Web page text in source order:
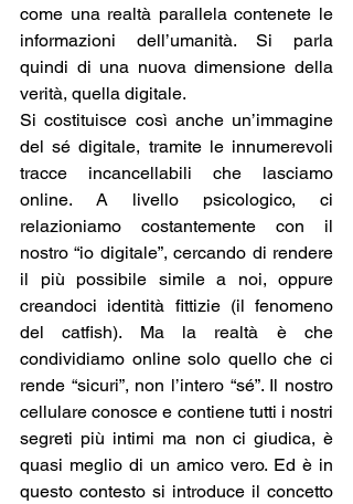
come una realtà parallela contenete le
informazioni dell’umanità. Si parla
quindi di una nuova dimensione della
verità, quella digitale.
Si costituisce così anche un’immagine
del sé digitale, tramite le innumerevoli
tracce incancellabili che lasciamo
online. A livello psicologico, ci
relazioniamo costantemente con il
nostro “io digitale”, cercando di rendere
il più possibile simile a noi, oppure
creandoci identità fittizie (il fenomeno
del catfish). Ma la realtà è che
condividiamo online solo quello che ci
rende “sicuri”, non l’intero “sé”. Il nostro
cellulare conosce e contiene tutti i nostri
segreti più intimi ma non ci giudica, è
quasi meglio di un amico vero. Ed è in
questo contesto si introduce il concetto